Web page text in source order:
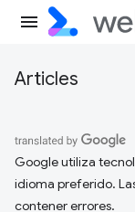
Articles
Google utiliza
idioma preferido.
contener errores.